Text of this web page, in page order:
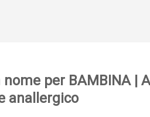
nome per BAMBINA |
anallergico